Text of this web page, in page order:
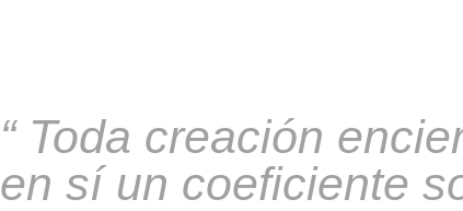
“ Toda creación
en sí un coeficiente